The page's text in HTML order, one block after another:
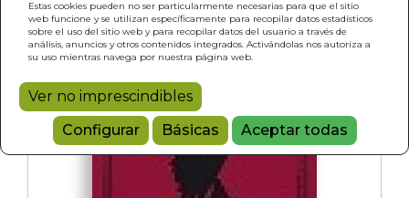
Estas cookies pueden no ser particularmente necesarias para que el sitio
web funcione y se utilizan específicamente para recopilar datos estadísticos
sobre el uso del sitio web y para recopilar datos del usuario a través de
análisis, anuncios y otros contenidos integrados. Activándolas nos autoriza a
su uso mientras navega por nuestra página web.
Ver no imprescindibles
Configurar
Básicas Aceptar todas